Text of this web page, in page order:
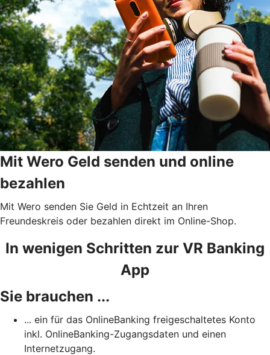
Mit Wero Geld senden und online
bezahlen
Mit Wero senden Sie Geld in Echtzeit an Ihren
Freundeskreis oder bezahlen direkt im Online-Shop.
In wenigen Schritten zur VR Banking
App
Sie brauchen ...
... ein für das OnlineBanking freigeschaltetes Konto
inkl. OnlineBanking-Zugangsdaten und einen
Internetzugang.